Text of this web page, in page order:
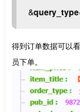
&query_type
得到订单数据可以
员下单。